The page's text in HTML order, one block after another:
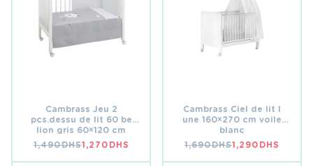
Cambrass Jeu 2
pcs.dessu de lit 60 be
lion gris 60×120 cm
1,490DHSLE
PRIX
1,270 DHS
LE
PRIX
Cambrass Ciel de lit l
une 160×270 cm voile
blanc
1,690DHSLE
PRIX
1,290 DHS
LE
PRIX